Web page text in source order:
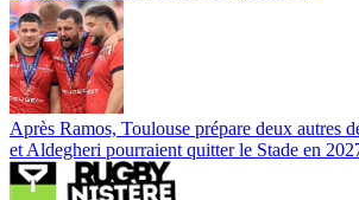
Après Ramos, Toulouse prépare deux autres
et Aldegheri pourraient quitter le Stade en